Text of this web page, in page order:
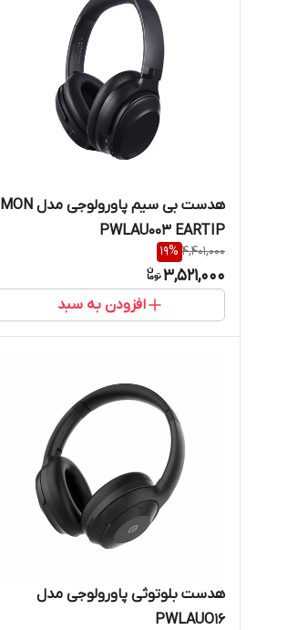
هدست بی سیم پاورولوجی مدل MON
PWLAU003 EARTIP
4,401,000
19%
3,521,000
افزودن به سبد
هدست بلوتوثی پاورولوجی مدل
PWLAUO16